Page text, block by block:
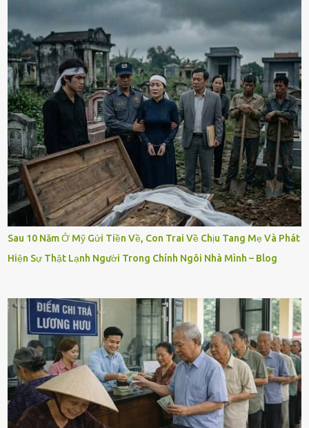
Sau 10 Năm Ở Mỹ Gửi Tiền Về, Con Trai Về Chịu Tang Mẹ Và Phát
Hiện Sự Thật Lạnh Người Trong Chính Ngôi Nhà Mình – Blog